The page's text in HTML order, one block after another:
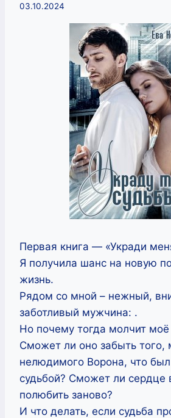
03.10.2024
Первая книга — «Укради
Я получила шанс на новую
жизнь.
Рядом со мной – нежный,
заботливый мужчина: .
Но почему тогда молчит моё
Сможет ли оно забыть того,
нелюдимого Ворона, что
судьбой? Сможет ли сердце
полюбить заново?
И что делать, если судьба